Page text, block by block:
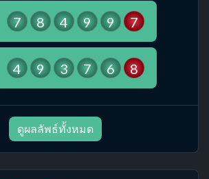
7 8 4 9 9 7
4 9 3 7 6 8
ดูผลลัพธ์ทั้งหมด